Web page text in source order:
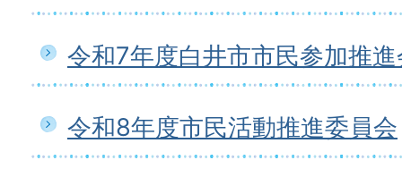
令和7年度白井市市民参加推
令和8年度市民活動推進委員会